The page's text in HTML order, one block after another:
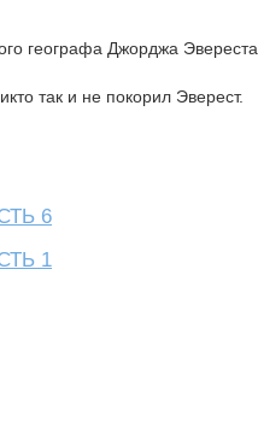
географа Джорджа Эвереста.
так и не покорил Эверест.
6
1